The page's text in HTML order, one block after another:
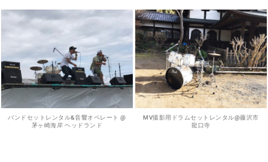
バンドセットレンタル&音響オペレート @
茅ヶ崎海岸 ヘッドランド
MV撮影用ドラムセットレンタル@藤沢市
龍口寺